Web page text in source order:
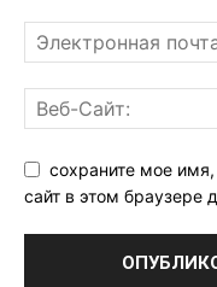
сохраните мое
сайт в этом браузере